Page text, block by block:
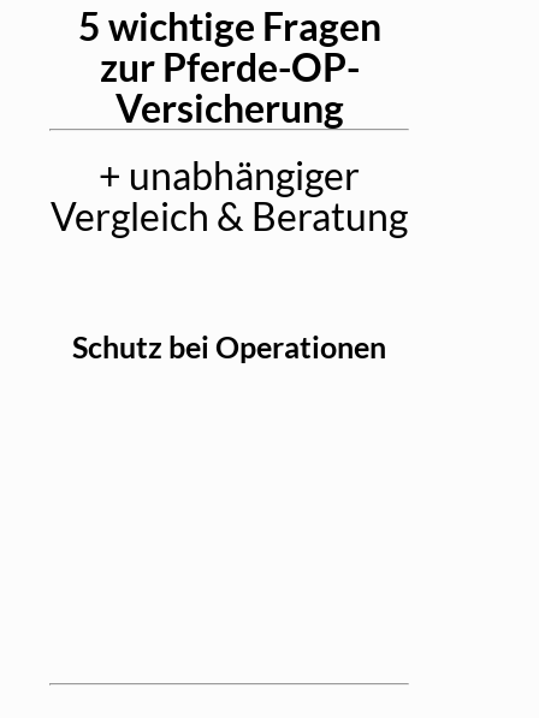
5 wichtige Fragen
zur Pferde-OP-
Versicherung
+ unabhängiger
Vergleich & Beratung
Schutz bei Operationen